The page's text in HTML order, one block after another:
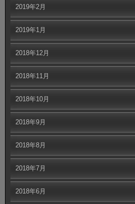
2019年2月
2019年1月
2018年12月
2018年11月
2018年10月
2018年9月
2018年8月
2018年7月
2018年6月